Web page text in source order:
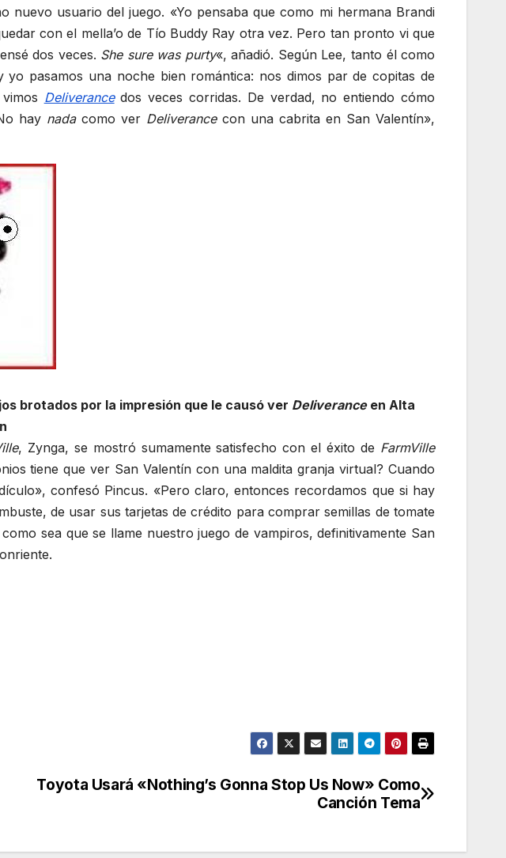
nuevo usuario del juego. «Yo pensaba que como mi hermana Brandi
con el mella’o de Tío Buddy Ray otra vez. Pero tan pronto vi que
dos veces. She sure was purty«, añadió. Según Lee, tanto él como
pasamos una noche bien romántica: nos dimos par de copitas de
Deliverancedos veces corridas. De verdad, no entiendo cómo
hay nadacomo ver Deliverancecon una cabrita en San Valentín»,
brotados por la impresión que le causó ver Deliveranceen Alta
, Zynga, se mostró sumamente satisfecho con el éxito de FarmVille
tiene que ver San Valentín con una maldita granja virtual? Cuando
confesó Pincus. «Pero claro, entonces recordamos que si hay
de usar sus tarjetas de crédito para comprar semillas de tomate
sea que se llame nuestro juego de vampiros, definitivamente San
Toyota Usará «Nothing’s Gonna Stop Us Now» Como
Canción Tema